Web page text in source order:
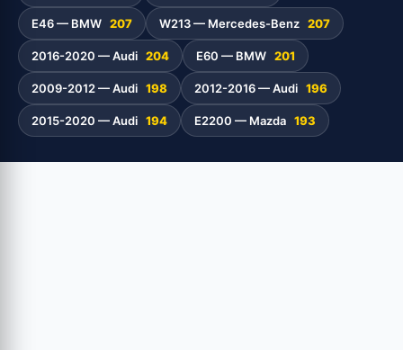
E46 — BMW 207 W213 — Mercedes-Benz 207
2016-2020 — Audi 204 E60 — BMW 201
2009-2012 — Audi 198 2012-2016 — Audi 196
2015-2020 — Audi 194 E2200 — Mazda 193